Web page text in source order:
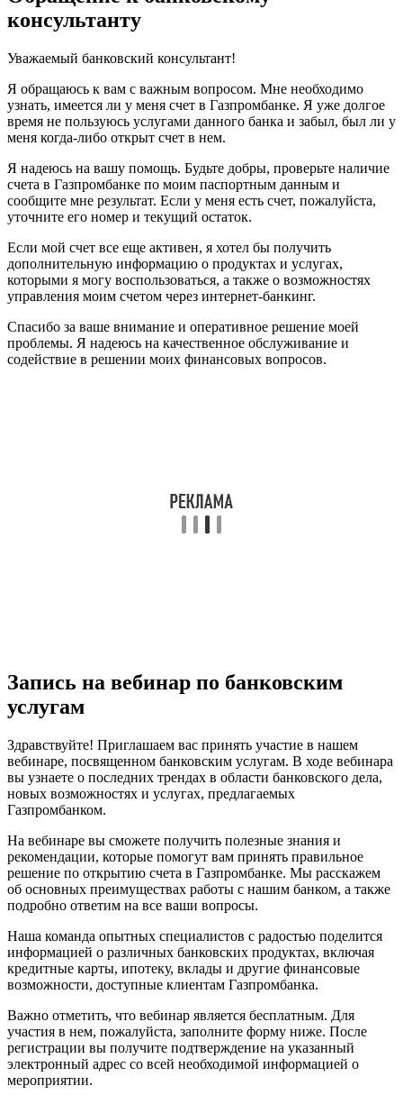
консультанту
Уважаемый банковский консультант!
Я обращаюсь к вам с важным вопросом. Мне необходимо
узнать, имеется ли у меня счет в Газпромбанке. Я уже долгое
время не пользуюсь услугами данного банка и забыл, был ли у
меня когда-либо открыт счет в нем.
Я надеюсь на вашу помощь. Будьте добры, проверьте наличие
счета в Газпромбанке по моим паспортным данным и
сообщите мне результат. Если у меня есть счет, пожалуйста,
уточните его номер и текущий остаток.
Если мой счет все еще активен, я хотел бы получить
дополнительную информацию о продуктах и услугах,
которыми я могу воспользоваться, а также о возможностях
управления моим счетом через интернет-банкинг.
Спасибо за ваше внимание и оперативное решение моей
проблемы. Я надеюсь на качественное обслуживание и
содействие в решении моих финансовых вопросов.
Запись на вебинар по банковским
услугам
Здравствуйте! Приглашаем вас принять участие в нашем
вебинаре, посвященном банковским услугам. В ходе вебинара
вы узнаете о последних трендах в области банковского дела,
новых возможностях и услугах, предлагаемых
Газпромбанком.
На вебинаре вы сможете получить полезные знания и
рекомендации, которые помогут вам принять правильное
решение по открытию счета в Газпромбанке. Мы расскажем
об основных преимуществах работы с нашим банком, а также
подробно ответим на все ваши вопросы.
Наша команда опытных специалистов с радостью поделится
информацией о различных банковских продуктах, включая
кредитные карты, ипотеку, вклады и другие финансовые
возможности, доступные клиентам Газпромбанка.
Важно отметить, что вебинар является бесплатным. Для
участия в нем, пожалуйста, заполните форму ниже. После
регистрации вы получите подтверждение на указанный
электронный адрес со всей необходимой информацией о
мероприятии.